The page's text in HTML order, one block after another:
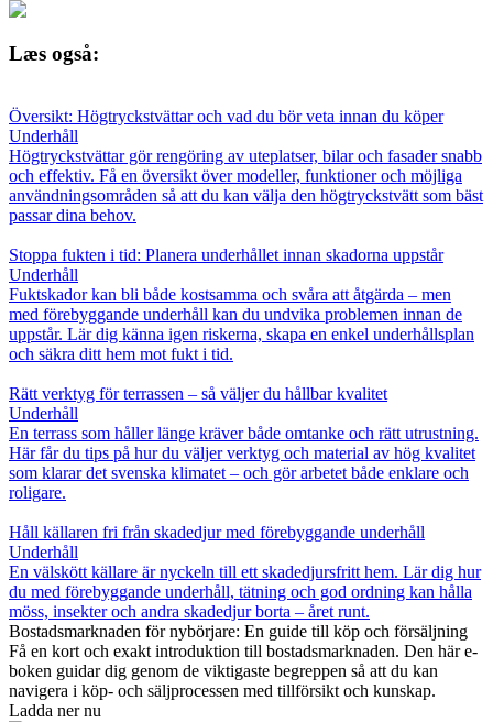
Læs også:
Översikt: Högtryckstvättar och vad du bör veta innan du köper
Underhåll
Högtryckstvättar gör rengöring av uteplatser, bilar och fasader snabb
och effektiv. Få en översikt över modeller, funktioner och möjliga
användningsområden så att du kan välja den högtryckstvätt som bäst
passar dina behov.
Stoppa fukten i tid: Planera underhållet innan skadorna uppstår
Underhåll
Fuktskador kan bli både kostsamma och svåra att åtgärda – men
med förebyggande underhåll kan du undvika problemen innan de
uppstår. Lär dig känna igen riskerna, skapa en enkel underhållsplan
och säkra ditt hem mot fukt i tid.
Rätt verktyg för terrassen – så väljer du hållbar kvalitet
Underhåll
En terrass som håller länge kräver både omtanke och rätt utrustning.
Här får du tips på hur du väljer verktyg och material av hög kvalitet
som klarar det svenska klimatet – och gör arbetet både enklare och
roligare.
Håll källaren fri från skadedjur med förebyggande underhåll
Underhåll
En välskött källare är nyckeln till ett skadedjursfritt hem. Lär dig hur
du med förebyggande underhåll, tätning och god ordning kan hålla
möss, insekter och andra skadedjur borta – året runt.
Bostadsmarknaden för nybörjare: En guide till köp och försäljning
Få en kort och exakt introduktion till bostadsmarknaden. Den här e-
boken guidar dig genom de viktigaste begreppen så att du kan
navigera i köp- och säljprocessen med tillförsikt och kunskap.
Ladda ner nu